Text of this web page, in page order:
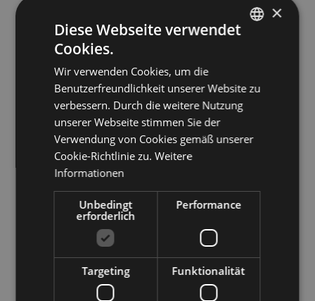
Service am Flughafen
Anreise zum Flughafen
Essen und Trinken
Parkplatz
Mietwagen
Meetings & Business Lounge
Nützliche Kontakte
Flughafenordnung
Flughafenzugang
Business & General Aviation
Business & General Aviation
Flughafen Technische Daten
Handling - Preise und Service
Informationen für Piloten
Treibstoff
Wettervorhersage
Zoll und Steuern
Betreiber gesellschaft
Betreiber gesellschaft
ABD Airport AG
×
Diese Webseite verwendet
Cookies.
Wir verwenden Cookies, um die
Benutzerfreundlichkeit unserer Website zu
verbessern. Durch die weitere Nutzung
unserer Webseite stimmen Sie der
Verwendung von Cookies gemäß unserer
Cookie-Richtlinie zu. Weitere
Informationen
Unbedingt
erforderlich
Performance
Targeting Funktionalität